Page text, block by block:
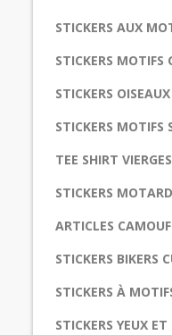
STICKERS AUX
STICKERS MOTIFS
STICKERS
STICKERS MOTIFS
TEE SHIRT VIERGES
STICKERS
ARTICLES
STICKERS BIKERS
STICKERS À
STICKERS YEUX ET